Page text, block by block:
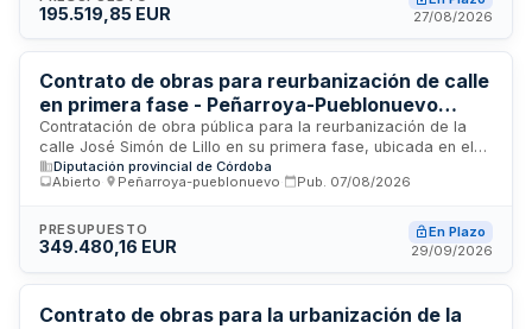
con mejor relación calidad-precio. Los trabajos incluyen
saneamiento y pavimentación de calles asociada al
proyecto.
195.519,85 EUR
27/08/2026
Contrato de obras para reurbanización de calle
en primera fase - Peñarroya-Pueblonuevo
(Córdoba) - Diputación de Córdoba
Contratación de obra pública para la reurbanización de la
calle José Simón de Lillo en su primera fase, ubicada en el
municipio de Peñarroya-Pueblonuevo en la provincia de
Córdoba. La Diputación de Córdoba licita este proyecto de
Servicios para el período 2024-2027, mediante
procedimiento abierto con tramitación ordinaria y licitación
detallan en los anexos correspondientes al pliego de
cláusulas administrativas particulares.
Diputación provincial de Córdoba
Abierto
Peñarroya-pueblonuevo Pub. 07/08/2026
PRESUPUESTO
349.480,16 EUR
En Plazo
29/09/2026
Contrato de obras para la urbanización de la